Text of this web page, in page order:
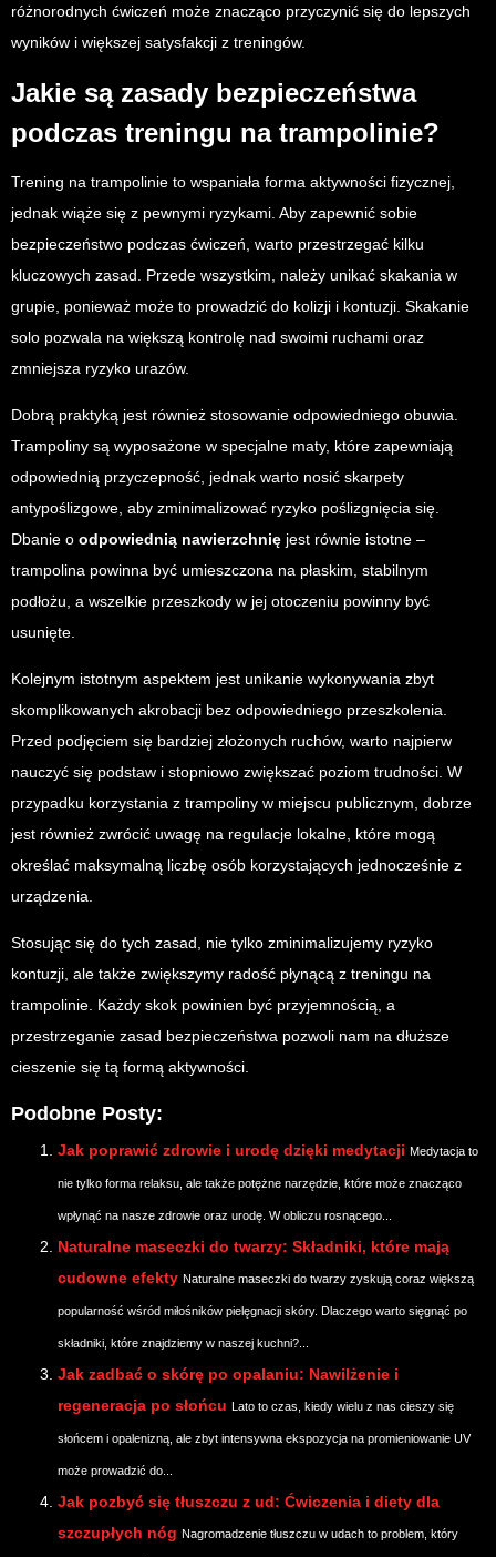
różnorodnych ćwiczeń może znacząco przyczynić się do lepszych
wyników i większej satysfakcji z treningów.
Jakie są zasady bezpieczeństwa
podczas treningu na trampolinie?
Trening na trampolinie to wspaniała forma aktywności fizycznej,
jednak wiąże się z pewnymi ryzykami. Aby zapewnić sobie
bezpieczeństwo podczas ćwiczeń, warto przestrzegać kilku
kluczowych zasad. Przede wszystkim, należy unikać skakania w
grupie, ponieważ może to prowadzić do kolizji i kontuzji. Skakanie
solo pozwala na większą kontrolę nad swoimi ruchami oraz
zmniejsza ryzyko urazów.
Dobrą praktyką jest również stosowanie odpowiedniego obuwia.
Trampoliny są wyposażone w specjalne maty, które zapewniają
odpowiednią przyczepność, jednak warto nosić skarpety
antypoślizgowe, aby zminimalizować ryzyko poślizgnięcia się.
Dbanie o odpowiednią nawierzchnię jest równie istotne –
trampolina powinna być umieszczona na płaskim, stabilnym
podłożu, a wszelkie przeszkody w jej otoczeniu powinny być
usunięte.
Kolejnym istotnym aspektem jest unikanie wykonywania zbyt
skomplikowanych akrobacji bez odpowiedniego przeszkolenia.
Przed podjęciem się bardziej złożonych ruchów, warto najpierw
nauczyć się podstaw i stopniowo zwiększać poziom trudności. W
przypadku korzystania z trampoliny w miejscu publicznym, dobrze
jest również zwrócić uwagę na regulacje lokalne, które mogą
określać maksymalną liczbę osób korzystających jednocześnie z
urządzenia.
Stosując się do tych zasad, nie tylko zminimalizujemy ryzyko
kontuzji, ale także zwiększymy radość płynącą z treningu na
trampolinie. Każdy skok powinien być przyjemnością, a
przestrzeganie zasad bezpieczeństwa pozwoli nam na dłuższe
cieszenie się tą formą aktywności.
Podobne Posty:
Jak poprawić zdrowie i urodę dzięki medytacji Medytacja to
nie tylko forma relaksu, ale także potężne narzędzie, które może znacząco
wpłynąć na nasze zdrowie oraz urodę. W obliczu rosnącego...
Naturalne maseczki do twarzy: Składniki, które mają
cudowne efekty Naturalne maseczki do twarzy zyskują coraz większą
popularność wśród miłośników pielęgnacji skóry. Dlaczego warto sięgnąć po
składniki, które znajdziemy w naszej kuchni?...
Jak zadbać o skórę po opalaniu: Nawilżenie i
regeneracja po słońcu Lato to czas, kiedy wielu z nas cieszy się
słońcem i opalenizną, ale zbyt intensywna ekspozycja na promieniowanie UV
może prowadzić do...
Jak pozbyć się tłuszczu z ud: Ćwiczenia i diety dla
szczupłych nóg Nagromadzenie tłuszczu w udach to problem, który